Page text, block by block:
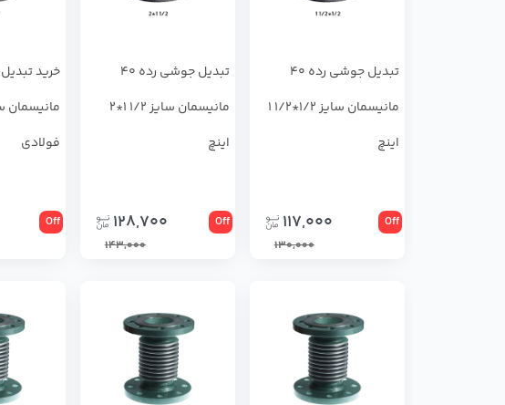
تبدیل جوشی رده 40
مانیسمان سایز 1/2*1/2 1
اینچ
Off
117,000
130,000
تبدیل جوشی رده 40
مانیسمان سایز 1/2 1*2
اینچ
Off
128,700
143,000
فولادی
Off